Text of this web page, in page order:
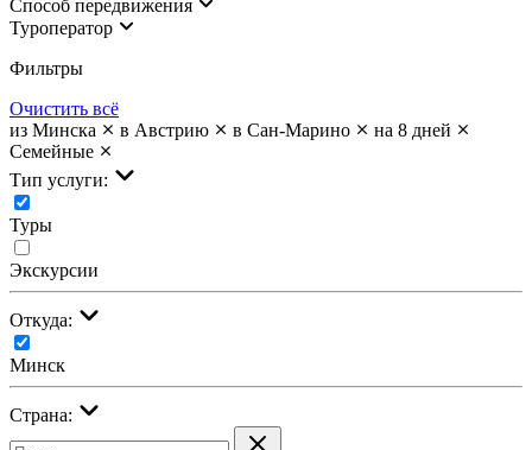
Cпособ передвижения
Туроператор
Фильтры
Очистить всё
из Минска
в Австрию в Сан-Марино
на 8 дней
Семейные
Тип услуги:
Туры
Экскурсии
Откуда:
Минск
Страна: